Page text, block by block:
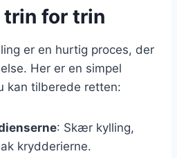
for trin
er en hurtig proces, der
Her er en simpel
kan tilberede retten:
: Skær kylling,
krydderierne.